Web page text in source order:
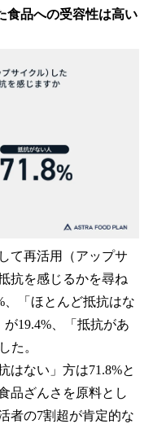
食品への受容性は高い
て再活用（アップサ
抗を感じるかを尋ね
、「ほとんど抵抗はな
19.4%、「抵抗があ
た。
ない」方は71.8%と
品ざんさを原料とし
者の7割超が肯定的な